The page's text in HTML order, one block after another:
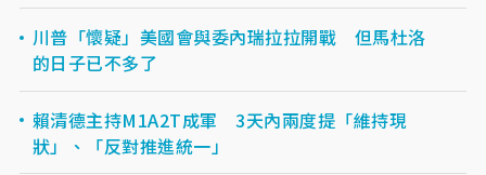
川普「懷疑」美國會與委內瑞拉拉開戰 但馬杜洛
的日子已不多了
賴清德主持M1A2T成軍 3天內兩度提「維持現
狀」、「反對推進統一」